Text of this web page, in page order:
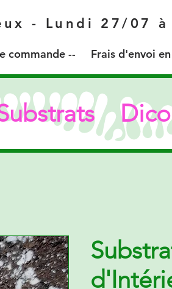
- Lundi 27/07 à
commande -- Frais d'envoi